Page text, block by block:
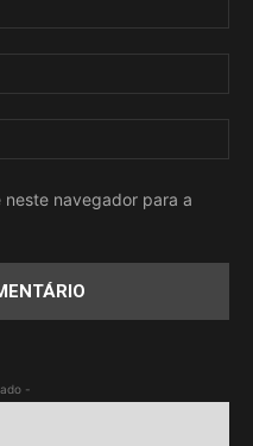
neste navegador para a
-